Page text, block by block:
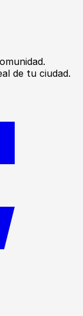
de tu ciudad.